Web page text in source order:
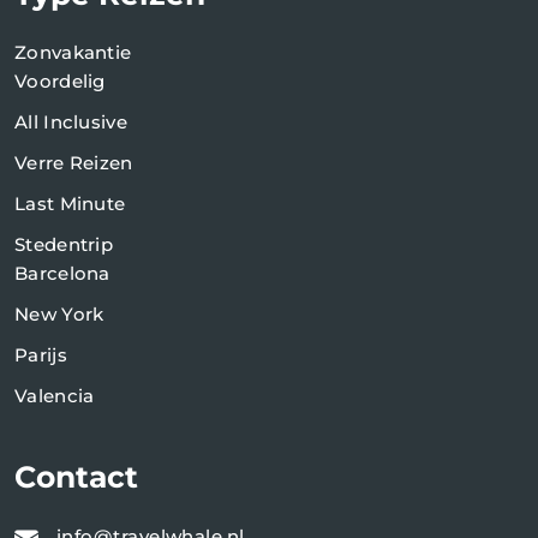
Zonvakantie
Voordelig
All Inclusive
Verre Reizen
Last Minute
Stedentrip
Barcelona
New York
Parijs
Valencia
Contact